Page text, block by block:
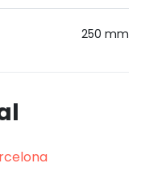
250 mm